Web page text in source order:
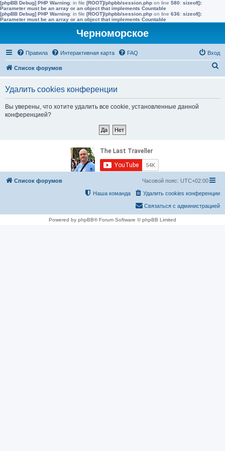
[phpBB Debug] PHP Warning: in file [ROOT]/phpbb/session.php on line 580: sizeof():
Parameter must be an array or an object that implements Countable
[phpBB Debug] PHP Warning: in file [ROOT]/phpbb/session.php on line 636: sizeof():
Parameter must be an array or an object that implements Countable
Черноморское
Правила Интерактивная карта FAQ Вход
Список форумов
Удалить cookies конференции
Вы уверены, что хотите удалить все cookie, установленные данной
конференцией?
Список форумов Часовой пояс: UTC+02:00
Удалить cookies конференции
Наша команда
Связаться с администрацией
Powered by phpBB® Forum Software © phpBB Limited